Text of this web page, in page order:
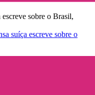
sobre o Brasil,
suíça escreve sobre o